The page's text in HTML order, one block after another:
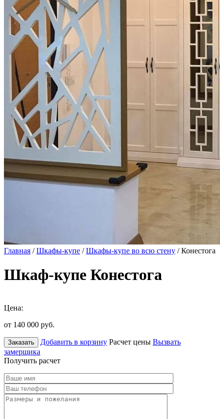
Главная /Шкафы-купе /Шкафы-купе во всю стену / Конестога
Шкаф-купе Конестога
Цена:
от 140 000 руб.
Заказать Добавить в корзину Расчет цены Вызвать
замерщика
Получить расчет